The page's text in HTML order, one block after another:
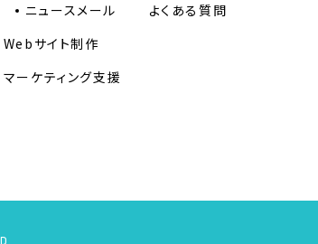
ニュースメール
Webサイト制作
マーケティング支援
よくある質問